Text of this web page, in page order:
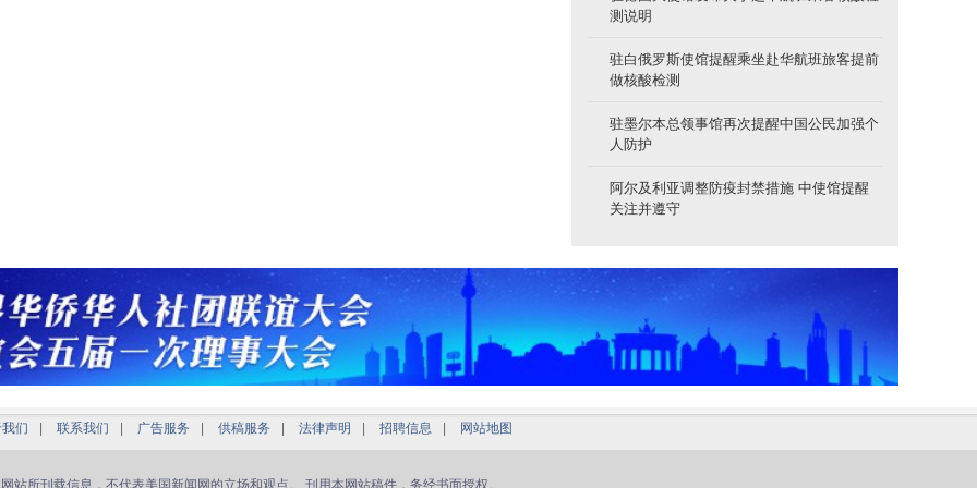
测说明
驻白俄罗斯使馆提醒乘坐赴华航班旅客提前
做核酸检测
驻墨尔本总领事馆再次提醒中国公民加强个
人防护
阿尔及利亚调整防疫封禁措施 中使馆提醒
关注并遵守
们 | 联系我们 | 广告服务 | 供稿服务 | 法律声明 | 招聘信息 | 网站地图
站所刊载信息，不代表美国新闻网的立场和观点。 刊用本网站稿件，务经书面授权。